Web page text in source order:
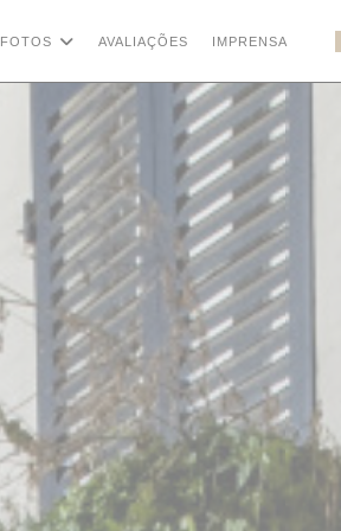
FOTOS AVALIAÇÕES
IMPRENSA